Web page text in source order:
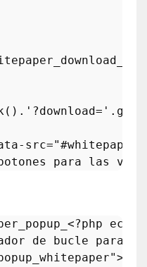
().'?download='.
- src="#
para las
echo
de bucle para
">